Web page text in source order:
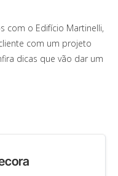
com o Edifício Martinelli,
com um projeto
dicas que vão dar um